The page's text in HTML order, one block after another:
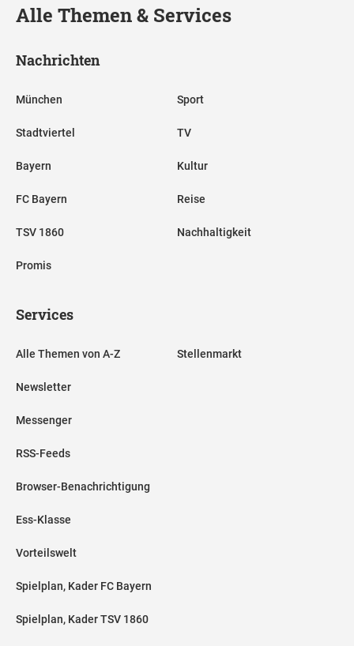
Alle Themen & Services
Nachrichten
München
Stadtviertel
Bayern
FC Bayern
TSV 1860
Promis
Sport
TV
Kultur
Reise
Nachhaltigkeit
Services
Alle Themen von A-Z
Newsletter
Messenger
RSS-Feeds
Browser-Benachrichtigung
Ess-Klasse
Vorteilswelt
Spielplan, Kader FC Bayern
Spielplan, Kader TSV 1860
Stellenmarkt